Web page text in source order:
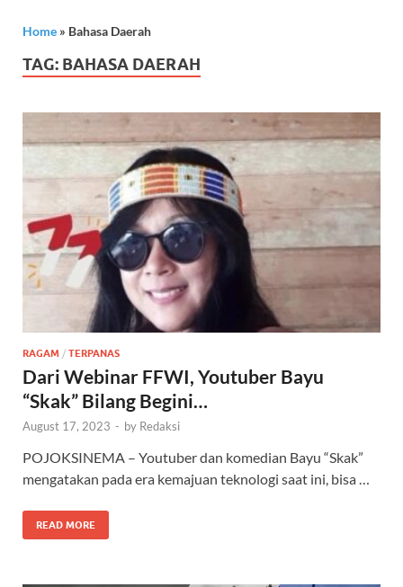
Home » Bahasa Daerah
TAG: BAHASA DAERAH
RAGAM / TERPANAS
Dari Webinar FFWI, Youtuber Bayu
“Skak” Bilang Begini…
August 17, 2023 - by Redaksi
POJOKSINEMA – Youtuber dan komedian Bayu “Skak”
mengatakan pada era kemajuan teknologi saat ini, bisa …
READ MORE